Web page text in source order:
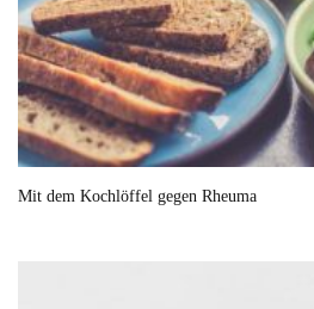
Mit dem Kochlöffel gegen Rheuma